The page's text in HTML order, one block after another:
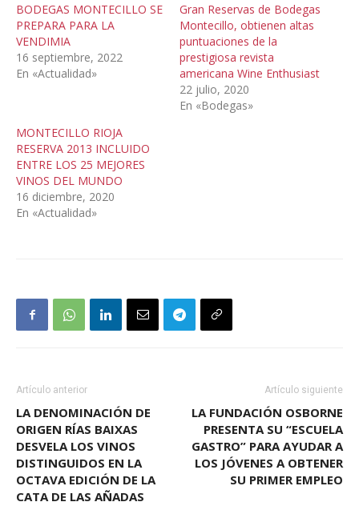
BODEGAS MONTECILLO SE
PREPARA PARA LA
VENDIMIA
16 septiembre, 2022
En «Actualidad»
Gran Reservas de Bodegas
Montecillo, obtienen altas
puntuaciones de la
prestigiosa revista
americana Wine Enthusiast
22 julio, 2020
En «Bodegas»
MONTECILLO RIOJA
RESERVA 2013 INCLUIDO
ENTRE LOS 25 MEJORES
VINOS DEL MUNDO
16 diciembre, 2020
En «Actualidad»
Artículo anterior
LA DENOMINACIÓN DE
ORIGEN RÍAS BAIXAS
DESVELA LOS VINOS
DISTINGUIDOS EN LA
OCTAVA EDICIÓN DE LA
CATA DE LAS AÑADAS
Artículo siguiente
LA FUNDACIÓN OSBORNE
PRESENTA SU “ESCUELA
GASTRO” PARA AYUDAR A
LOS JÓVENES A OBTENER
SU PRIMER EMPLEO